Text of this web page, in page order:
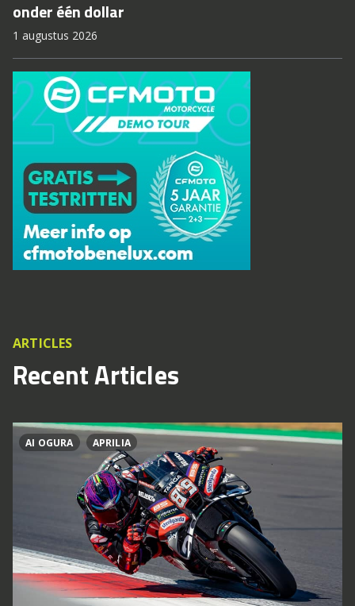
onder één dollar
1 augustus 2026
ARTICLES
Recent Articles
AI OGURA APRILIA